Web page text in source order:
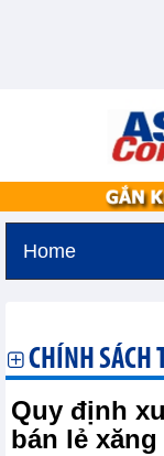
Home
CHÍNH SÁCH
Quy định
bán lẻ xăng